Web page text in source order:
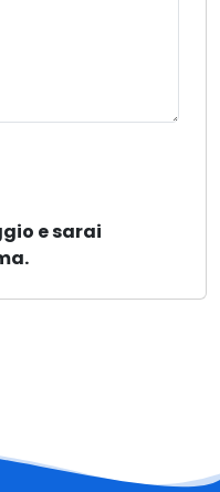
e sarai